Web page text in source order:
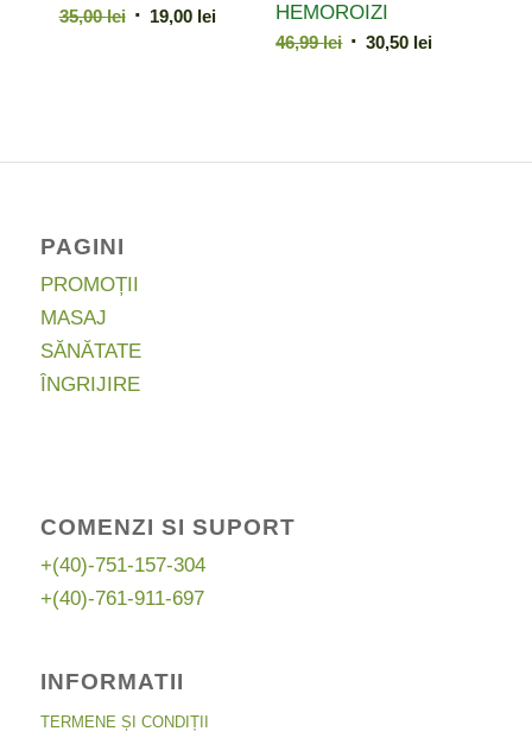
35,00lei Prețul
19,00 leiPrețul
HEMOROIZI
46,99lei Prețul
30,50 leiPrețul
PAGINI
PROMOȚII
MASAJ
SĂNĂTATE
ÎNGRIJIRE
COMENZI SI SUPORT
+(40)-751-157-304
+(40)-761-911-697
INFORMATII
TERMENE ȘI CONDIȚII